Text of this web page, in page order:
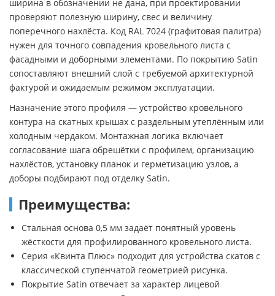
ширина в обозначении не дана, при проектировании
проверяют полезную ширину, свес и величину
поперечного нахлёста. Код RAL 7024 (графитовая палитра)
нужен для точного совпадения кровельного листа с
фасадными и доборными элементами. По покрытию Satin
сопоставляют внешний слой с требуемой архитектурной
фактурой и ожидаемым режимом эксплуатации.
Назначение этого профиля — устройство кровельного
контура на скатных крышах с раздельным утеплённым или
холодным чердаком. Монтажная логика включает
согласование шага обрешётки с профилем, организацию
нахлёстов, установку планок и герметизацию узлов, а
доборы подбирают под отделку Satin.
Преимущества:
Стальная основа 0,5 мм задаёт понятный уровень
жёсткости для профилированного кровельного листа.
Серия «Квинта Плюс» подходит для устройства скатов с
классической ступенчатой геометрией рисунка.
Покрытие Satin отвечает за характер лицевой